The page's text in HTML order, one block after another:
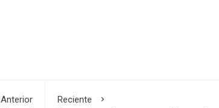
Anterior
Reciente